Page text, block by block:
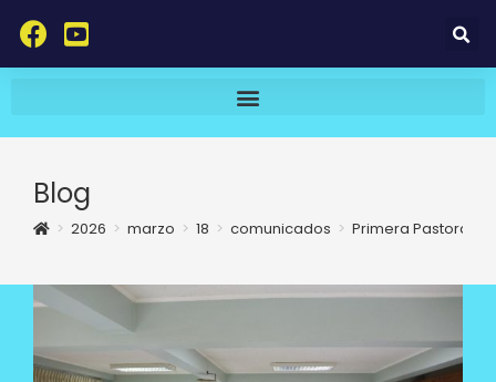
Blog
> 2026 > marzo > 18 > comunicados > Primera Pastoral